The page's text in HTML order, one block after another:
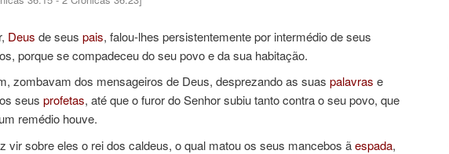
Deus de seus pais, falou-lhes persistentemente por intermédio de seus
porque se compadeceu do seu povo e da sua habitação.
zombavam dos mensageiros de Deus, desprezando as suas palavras e
seus profetas, até que o furor do Senhor subiu tanto contra o seu povo, que
remédio houve.
vir sobre eles o rei dos caldeus, o qual matou os seus mancebos ãespada,